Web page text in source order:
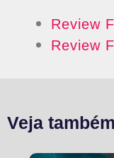
Review
Review
Veja também